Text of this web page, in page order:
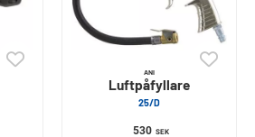
ANI
Luftpåfyllare
25/D
530 SEK